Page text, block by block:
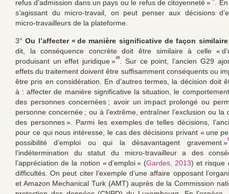
refus d’admission dans un pays ou le refus de citoyenneté » . En
s’agissant du micro-travail, on peut penser aux décisions
micro-travailleurs de la plateforme.
3°Ou l’affecter « de manière significative de façon similaire
dit, la conséquence concrète doit être similaire à celle «
produisant un effet juridique »49
. Sur ce point, l’ancien G29
effets du traitement doivent être suffisamment conséquents ou
être pris en considération. En d’autres termes, la décision doit
à : affecter de manière significative la situation, le
des personnes concernées ; avoir un impact prolongé ou
personne concernée ; ou à l’extrême, entraîner l’exclusion ou la
des personnes ». Parmi les exemples de telles décisions,
pour ce qui nous intéresse, le cas des décisions privant « une
possibilité d’emploi ou qui la désavantagent gravement »
l’indétermination du statut du micro-travailleur a des
l’appréciation de la notion « d’emploi » (Gardes, 2013) et risque
difficultés. On peut citer l’exemple d’une affaire opposant
et Amazon Mechanical Turk (AMT) auprès de la Commission